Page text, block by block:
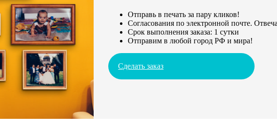
Отправь в печать за пару кликов!
Согласования по электронной почте.
Срок выполнения заказа: 1 сутки
Отправим в любой город РФ и мира!
Сделать заказ